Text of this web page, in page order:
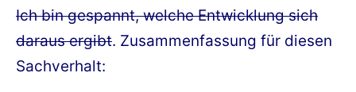
Ich bin gespannt, welche Entwicklung sich
daraus ergibt. Zusammenfassung für diesen
Sachverhalt: